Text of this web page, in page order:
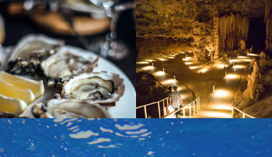
ИП Богомолов И.Б. | 2023-2026 ©
Политика конфиденциальности
Публичная оферта
Реквизиты